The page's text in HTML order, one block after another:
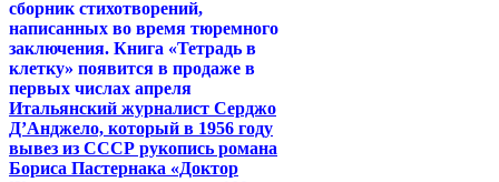
сборник стихотворений,
написанных во время тюремного
заключения. Книга «Тетрадь в
клетку» появится в продаже в
первых числах апреля
Итальянский журналист Серджо
Д’Анджело, который в 1956 году
вывез из СССР рукопись романа
Бориса Пастернака «Доктор